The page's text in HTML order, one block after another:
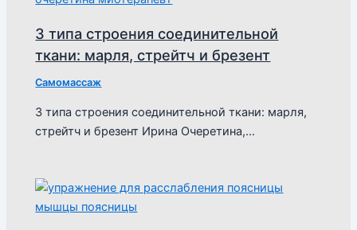
3 типа строения соединительной
ткани: марля, стрейтч и брезент
Самомассаж
3 типа строения соединительной ткани: марля,
стрейтч и брезент Ирина Очеретина,…